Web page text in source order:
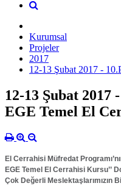
Kurumsal
Projeler
2017
12-13 Şubat 2017 -
12-13 Şubat 2017
EGE Temel El
El Cerrahisi Müfredat
EGE Temel El Cerrahisi Kursu’’
Çok Değerli Meslektaşlarımızın